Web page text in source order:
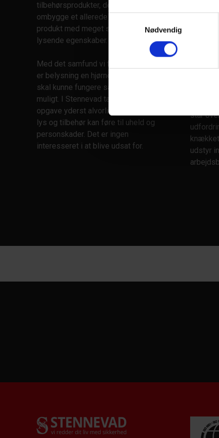
Nødvendig
tilbehørsprodukter, der er med til at
ombygge et allerede meget unikt
produkt med meget suveræne
lysende egenskaber.
Med det samfund vi fører os i dag,
er belysning en hjørnesten for at alt
skal kunne fungere så optimalt som
muligt. I Stennevad tager vi den
opgave yderst alvorligt, fordi dårligt
lys og tilbehør kan føre til uheld og
personskader. Det er ingen
interesseret i at blive udsat for.
til lys,
mere
står
udstyr